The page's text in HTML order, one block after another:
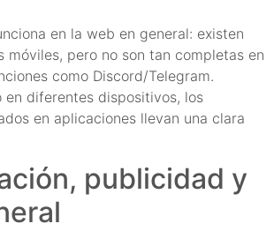
en la web en general: existen
móviles, pero no son tan completas en
como Discord/Telegram.
en diferentes dispositivos, los
en aplicaciones llevan una clara
publicidad y